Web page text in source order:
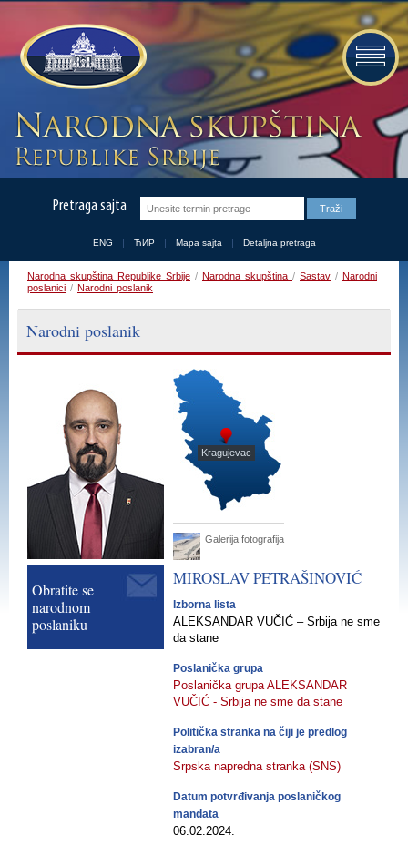
Pretraga sajta
ENG ЋИР Mapa sajta Detaljna pretraga
Narodna skupština Republike Srbije / Narodna skupština / Sastav / Narodni
poslanici / Narodni poslanik
Narodni poslanik
Obratite se
narodnom
poslaniku
Kragujevac
Galerija fotografija
MIROSLAVPETRAŠINOVIĆ
Izborna lista
ALEKSANDAR VUČIĆ – Srbija ne sme
da stane
Poslanička grupa
Poslanička grupa ALEKSANDAR
VUČIĆ - Srbija ne sme da stane
Politička stranka na čiji je predlog
izabran/a
Srpska napredna stranka (SNS)
Datum potvrđivanja poslaničkog
mandata
06.02.2024.